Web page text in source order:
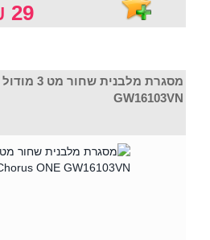
29 ₪
GW16103VN